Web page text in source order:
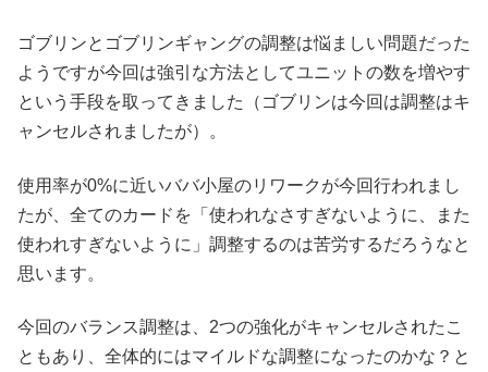
ゴブリンとゴブリンギャングの調整は悩ましい問題だった
ようですが今回は強引な方法としてユニットの数を増やす
という手段を取ってきました（ゴブリンは今回は調整はキ
ャンセルされましたが）。
使用率が0%に近いババ小屋のリワークが今回行われまし
たが、全てのカードを「使われなさすぎないように、また
使われすぎないように」調整するのは苦労するだろうなと
思います。
今回のバランス調整は、2つの強化がキャンセルされたこ
ともあり、全体的にはマイルドな調整になったのかな？と